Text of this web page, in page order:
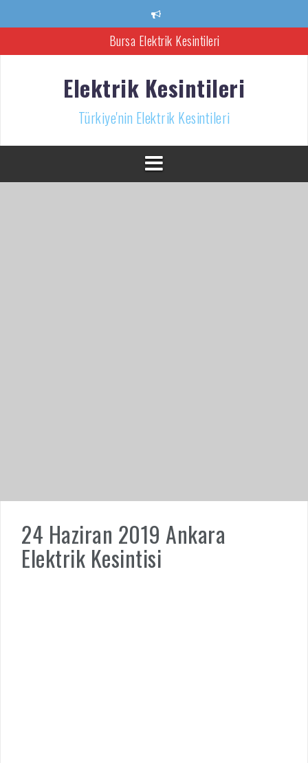
Bursa Elektrik Kesintileri
Ankara Elektrik Kesintisi
Türkiye’nin Elektrik Kesintileri Haber Kaynağı
İzmir Elektrik Kesintisi
Elektrik Kesintileri
Türkiye'nin Elektrik Kesintileri
24 Haziran 2019 Ankara
Elektrik Kesintisi